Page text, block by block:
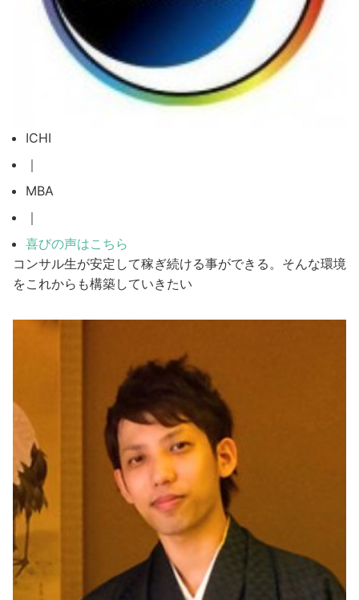
ICHI
｜
MBA
｜
喜びの声はこちら
コンサル生が安定して稼ぎ続ける事ができる。そんな環境
をこれからも構築していきたい